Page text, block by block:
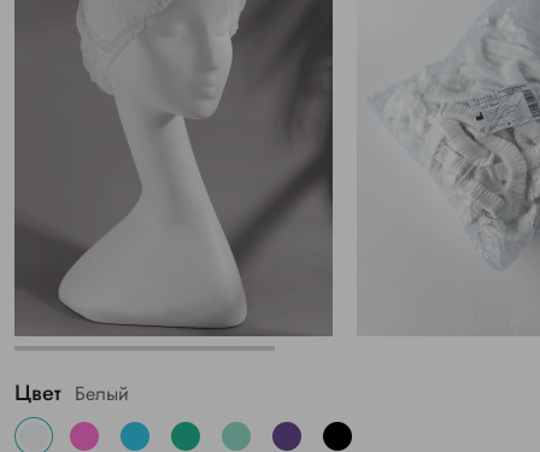
Цвет Белый